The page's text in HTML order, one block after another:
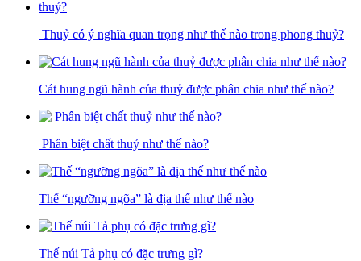
Thuỷ có ý nghĩa quan trọng như thế nào trong phong thuỷ?
Cát hung ngũ hành của thuỷ được phân chia như thế nào?
Phân biệt chất thuỷ như thế nào?
Thế “ngưỡng ngõa” là địa thế như thế nào
Thế núi Tả phụ có đặc trưng gì?